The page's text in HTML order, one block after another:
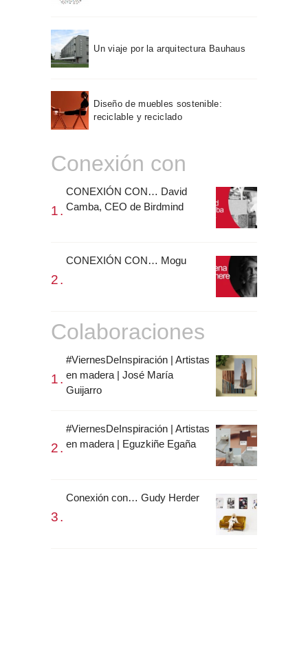
Un viaje por la arquitectura Bauhaus
Diseño de muebles sostenible:
reciclable y reciclado
Conexión con
CONEXIÓN CON… David
Camba, CEO de Birdmind
CONEXIÓN CON… Mogu
Colaboraciones
#ViernesDeInspiración | Artistas
en madera | José María
Guijarro
#ViernesDeInspiración | Artistas
en madera | Eguzkiñe Egaña
Conexión con… Gudy Herder